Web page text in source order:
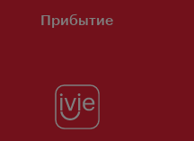
Прибытие